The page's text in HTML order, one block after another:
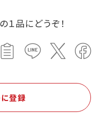
１品にどうぞ！
登録